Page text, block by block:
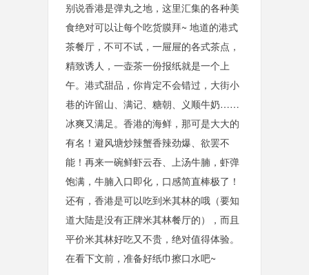
别说香港是弹丸之地，这里汇集的各种美
食绝对可以让每个吃货膜拜~ 地道的港式
茶餐厅，不可不试，一屉屉的各式茶点，
精致诱人，一壶茶一份报纸就是一个上
午。港式甜品，你肯定不会错过，大街小
巷的许留山、满记、糖朝、义顺牛奶……
冰爽又满足。香港的海鲜，那可是大大的
有名！避风塘炒辣蟹香辣劲爆、欲罢不
能！再来一碗鲜虾云吞、上汤牛腩，虾弹
饱满，牛腩入口即化，口感简直棒极了！
还有，香港是可以吃到米其林的哦（要知
道大陆是没有正牌米其林餐厅的），而且
平价米其林好吃又不贵，绝对值得体验。
在看下文前，准备好纸巾擦口水吧~